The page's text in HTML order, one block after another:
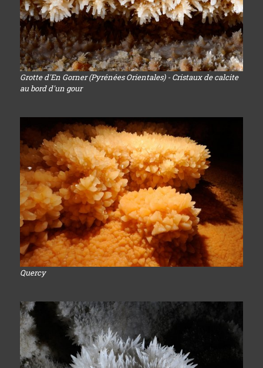
Grotte d'En Gorner (Pyrénées Orientales) - Cristaux de calcite
au bord d'un gour
Quercy